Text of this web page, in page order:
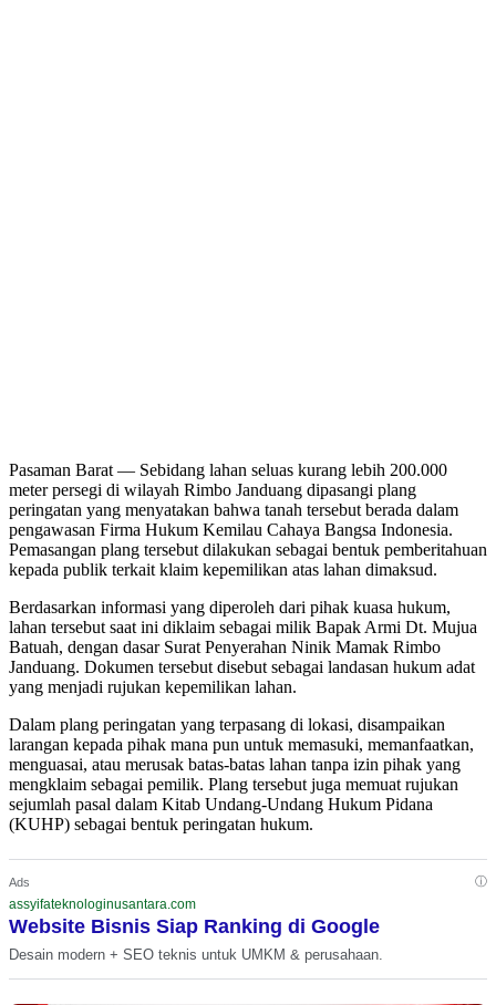
Pasaman Barat — Sebidang lahan seluas kurang lebih 200.000
meter persegi di wilayah Rimbo Janduang dipasangi plang
peringatan yang menyatakan bahwa tanah tersebut berada dalam
pengawasan Firma Hukum Kemilau Cahaya Bangsa Indonesia.
Pemasangan plang tersebut dilakukan sebagai bentuk pemberitahuan
kepada publik terkait klaim kepemilikan atas lahan dimaksud.
Berdasarkan informasi yang diperoleh dari pihak kuasa hukum,
lahan tersebut saat ini diklaim sebagai milik Bapak Armi Dt. Mujua
Batuah, dengan dasar Surat Penyerahan Ninik Mamak Rimbo
Janduang. Dokumen tersebut disebut sebagai landasan hukum adat
yang menjadi rujukan kepemilikan lahan.
Dalam plang peringatan yang terpasang di lokasi, disampaikan
larangan kepada pihak mana pun untuk memasuki, memanfaatkan,
menguasai, atau merusak batas-batas lahan tanpa izin pihak yang
mengklaim sebagai pemilik. Plang tersebut juga memuat rujukan
sejumlah pasal dalam Kitab Undang-Undang Hukum Pidana
(KUHP) sebagai bentuk peringatan hukum.
Ads ⓘ
assyifateknologinusantara.com
Website Bisnis Siap Ranking di Google
Desain modern + SEO teknis untuk UMKM & perusahaan.